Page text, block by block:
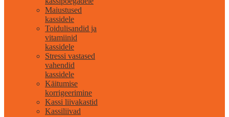
Maiustused
kassidele
Toidulisandid ja
vitamiinid
kassidele
Stressi vastased
vahendid
kassidele
Käitumise
korrigeerimine
Kassi liivakastid
Kassiliivad